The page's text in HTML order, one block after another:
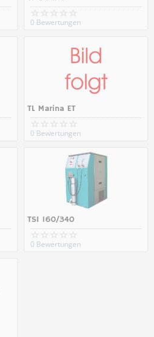
0 Bewertungen
TL Marina ET
0 Bewertungen
TSI 160/340
0 Bewertungen